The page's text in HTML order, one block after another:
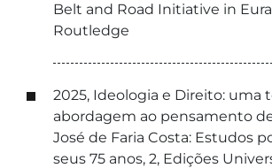
Belt and Road Initiative in
Routledge
2025, Ideologia e Direito: uma
abordagem ao pensamento
José de Faria Costa: Estudos
seus 75 anos, 2, Edições